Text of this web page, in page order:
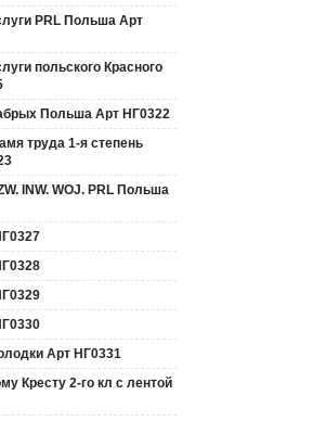
PRL Польша Арт
польского Красного
Польша Арт НГ0322
труда 1-я степень
INW. WOJ. PRL Польша
Арт НГ0331
Кресту 2-го кл с лентой